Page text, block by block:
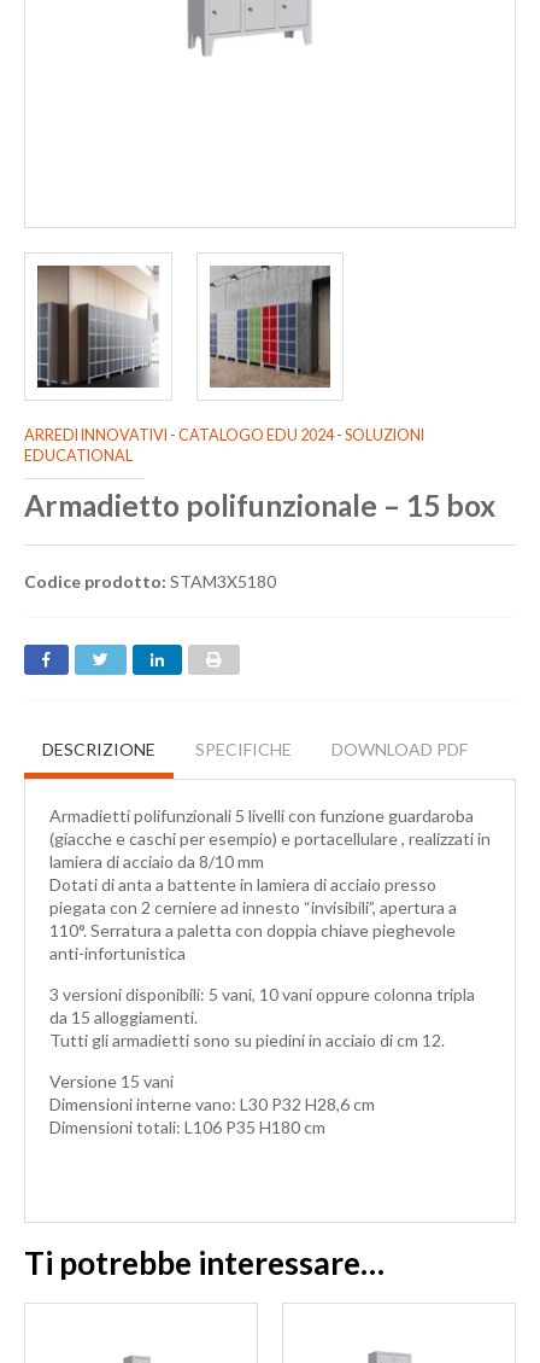
ARREDI INNOVATIVI - CATALOGO EDU 2024- SOLUZIONI
EDUCATIONAL
Armadietto polifunzionale – 15 box
Codice prodotto: STAM3X5180
DESCRIZIONE SPECIFICHE DOWNLOAD PDF
Armadietti polifunzionali 5 livelli con funzione guardaroba
(giacche e caschi per esempio) e portacellulare , realizzati in
lamiera di acciaio da 8/10 mm
Dotati di anta a battente in lamiera di acciaio presso
piegata con 2 cerniere ad innesto “invisibili”, apertura a
110°. Serratura a paletta con doppia chiave pieghevole
anti-infortunistica
3 versioni disponibili: 5 vani, 10 vani oppure colonna tripla
da 15 alloggiamenti.
Tutti gli armadietti sono su piedini in acciaio di cm 12.
Versione 15 vani
Dimensioni interne vano: L30 P32 H28,6 cm
Dimensioni totali: L106 P35 H180 cm
Ti potrebbe interessare…